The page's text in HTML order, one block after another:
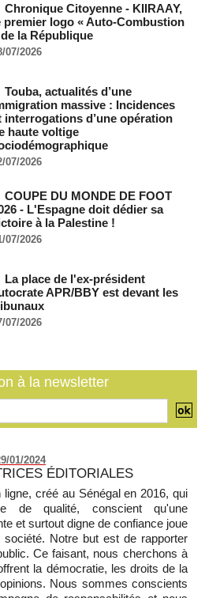
touchent des sommets après
Côte D'ivoire" : Le Président
la contribution de toutes les forces
nationale : Yaël Braun-Pivet se dit
concernant le nouveau pavillon
» à Gaza, les forces israéliennes
(UNICEF)
visite de la médiation sénégalaise
du Sénat, moins de trois
affirme qu’il n’y a « aucune
par Israël : Amnesty France
Chronique Citoyenne - KIIRAAY,
premier logo « Auto-Combustion
la République
07/2026
Touba, actualités d’une
massive : Incidences
interrogations d’une opération
haute voltige
07/2026
COUPE DU MONDE DE FOOT
- L'Espagne doit dédier sa
à la Palestine !
07/2026
La place de l'ex-président
APR/BBY est devant les
07/2026
à la newsletter
01/2024
ÉDITORIALES
créé au Sénégal en 2016, qui
de qualité, conscient qu'une
et surtout digne de confiance joue
Notre but est de rapporter
Ce faisant, nous cherchons à
la démocratie, les droits de la
Nous sommes conscients